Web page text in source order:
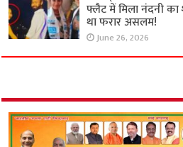
फ्लैट में मिला नंदनी का
था फरार असलम!
June 26, 2026